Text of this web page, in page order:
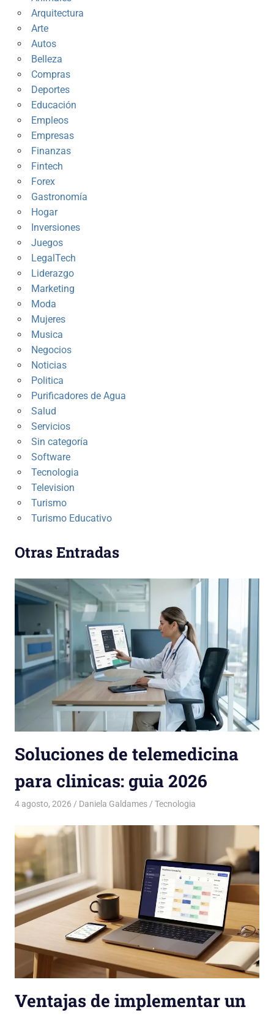
Arquitectura
Arte
Autos
Belleza
Compras
Deportes
Educación
Empleos
Empresas
Finanzas
Fintech
Forex
Gastronomía
Hogar
Inversiones
Juegos
LegalTech
Liderazgo
Marketing
Moda
Mujeres
Musica
Negocios
Noticias
Politica
Purificadores de Agua
Salud
Servicios
Sin categoría
Software
Tecnologia
Television
Turismo
Turismo Educativo
Otras Entradas
Soluciones de telemedicina
para clinicas: guia 2026
4 agosto, 2026 Daniela Galdames Tecnologia
Ventajas de implementar un